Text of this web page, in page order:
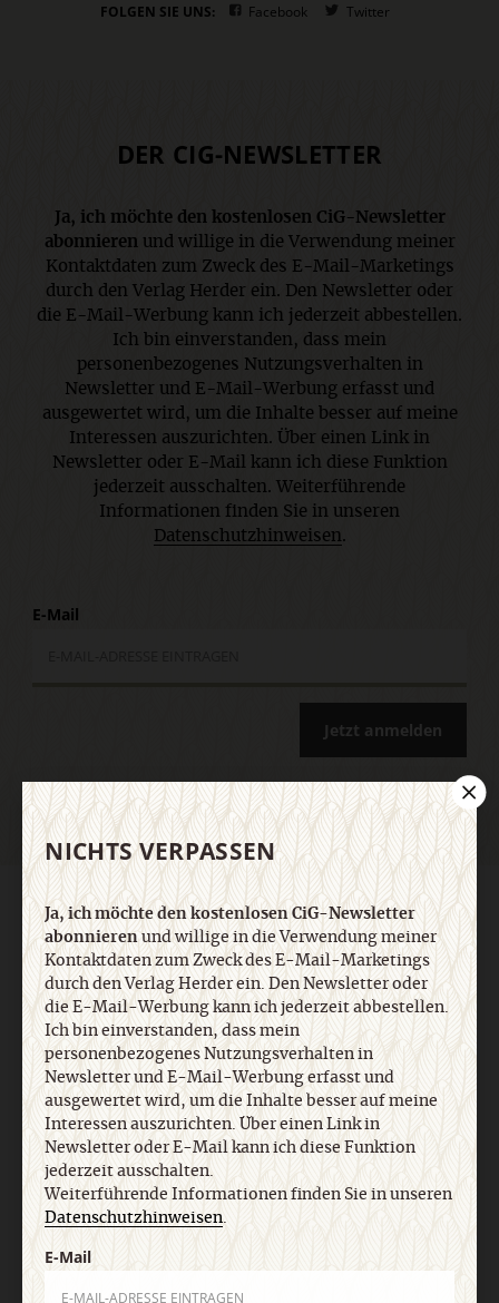
FOLGEN SIE UNS: Facebook Twitter
DER CIG-NEWSLETTER
Ja, ich möchte den kostenlosen CiG-Newsletter
abonnierenund willige in die Verwendung meiner
Kontaktdaten zum Zweck des E-Mail-Marketings
durch den Verlag Herder ein. Den Newsletter oder
die E-Mail-Werbung kann ich jederzeit abbestellen.
Ich bin einverstanden, dass mein
personenbezogenes Nutzungsverhalten in
Newsletter und E-Mail-Werbung erfasst und
ausgewertet wird, um die Inhalte besser auf meine
Interessen auszurichten. Über einen Link in
Newsletter oder E-Mail kann ich diese Funktion
jederzeit ausschalten. Weiterführende
Informationen finden Sie in unseren
Datenschutzhinweisen.
E-Mail
Jetzt anmelden
AGB und Widerrufsbelehrung Datenschutz
Barrierefreiheit
Impressum
Vertrag widerrufen Abo online kündigen
Nach oben
NICHTS VERPASSEN
Ja, ich möchte den kostenlosen CiG-Newsletter
abonnierenund willige in die Verwendung meiner
Kontaktdaten zum Zweck des E-Mail-Marketings
durch den Verlag Herder ein. Den Newsletter oder
die E-Mail-Werbung kann ich jederzeit abbestellen.
Ich bin einverstanden, dass mein
personenbezogenes Nutzungsverhalten in
Newsletter und E-Mail-Werbung erfasst und
ausgewertet wird, um die Inhalte besser auf meine
Interessen auszurichten. Über einen Link in
Newsletter oder E-Mail kann ich diese Funktion
jederzeit ausschalten.
Weiterführende Informationen finden Sie in unseren
Datenschutzhinweisen.
E-Mail